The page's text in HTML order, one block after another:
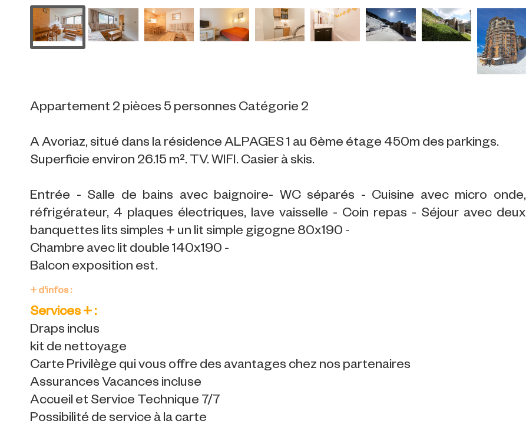
Appartement 2 pièces 5 personnes Catégorie 2
A Avoriaz, situé dans la résidence ALPAGES 1 au 6ème étage 450m des parkings.
Superficie environ 26.15 m². TV. WIFI. Casier à skis.
Entrée - Salle de bains avec baignoire- WC séparés - Cuisine avec micro onde,
réfrigérateur, 4 plaques électriques, lave vaisselle - Coin repas - Séjour avec deux
banquettes lits simples + un lit simple gigogne 80x190 -
Chambre avec lit double 140x190 -
Balcon exposition est.
+ d'infos :
Services + :
Draps inclus
kit de nettoyage
Carte Privilège qui vous offre des avantages chez nos partenaires
Assurances Vacances incluse
Accueil et Service Technique 7/7
Possibilité de service à la carte